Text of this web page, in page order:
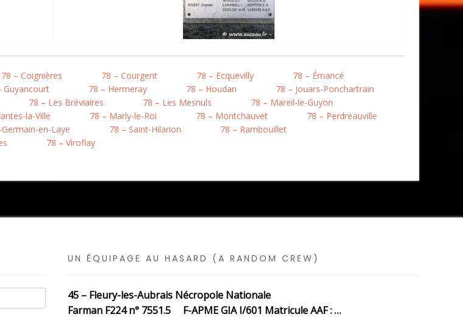
78 – Coignières 78 – Courgent 78 – Ecquevilly
78 – Émancé
Guyancourt 78 – Hermeray 78 – Houdan
78 – Jouars-Ponchartrain
78 – Les Bréviaires 78 – Les Mesnuls
78 – Mareil-le-Guyon
la-Ville 78 – Marly-le-Roi 78 – Montchauvet
78 – Perdreauville
en-Laye 78 – Saint-Hilarion
78 – Rambouillet
78 – Viroflay
UN ÉQUIPAGE AU HASARD (A RANDOM CREW)
45 – Fleury-les-Aubrais Nécropole Nationale
Farman F224 n° 7551.5 F-APME GIA I/601 Matricule AAF : …